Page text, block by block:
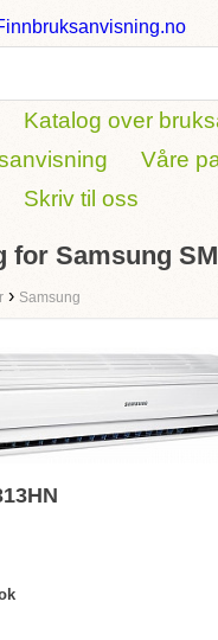
Katalog over
Våre
Skriv til oss
Samsung
› Samsung